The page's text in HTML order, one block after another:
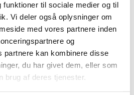
funktioner til sociale medier og til
Vi deler også oplysninger om
med vores partnere inden
og
partnere kan kombinere disse
du har givet dem, eller som
brug af deres tjenester.